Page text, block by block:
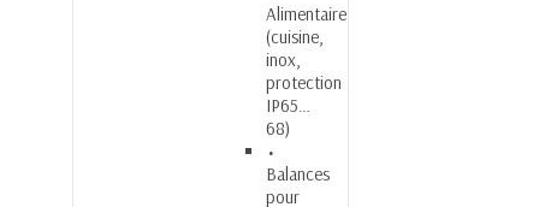
Alimentaire
(cuisine,
inox,
protection
IP65…
68)
Balances
pour